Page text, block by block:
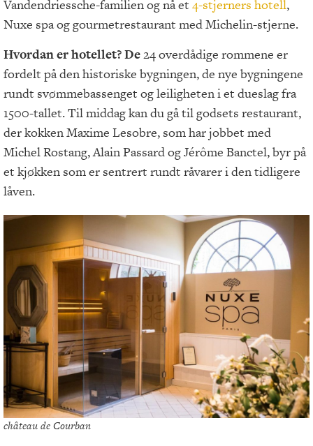
Vandendriessche-familien og nå et 4-stjerners hotell,
Nuxe spa og gourmetrestaurant med Michelin-stjerne.
Hvordan er hotellet? De24 overdådige rommene er
fordelt på den historiske bygningen, de nye bygningene
rundt svømmebassenget og leiligheten i et dueslag fra
1500-tallet. Til middag kan du gå til godsets restaurant,
der kokken Maxime Lesobre, som har jobbet med
Michel Rostang, Alain Passard og Jérôme Banctel, byr på
et kjøkken som er sentrert rundt råvarer i den tidligere
låven.
château de Courban